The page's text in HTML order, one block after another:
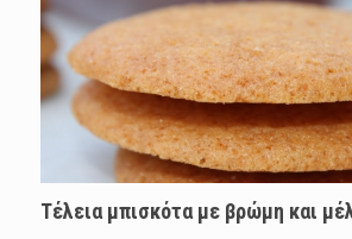
Τέλεια μπισκότα με βρώμη και